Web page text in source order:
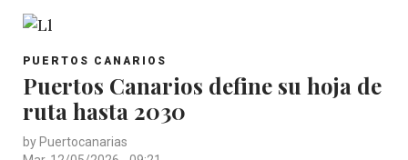
SU
MODELO
DE
ECOPUERTOS
INTELIGENTES
POST
PUERTOS CANARIOS
Puertos Canarios define su hoja de
ruta hasta 2030
by Puertocanarias